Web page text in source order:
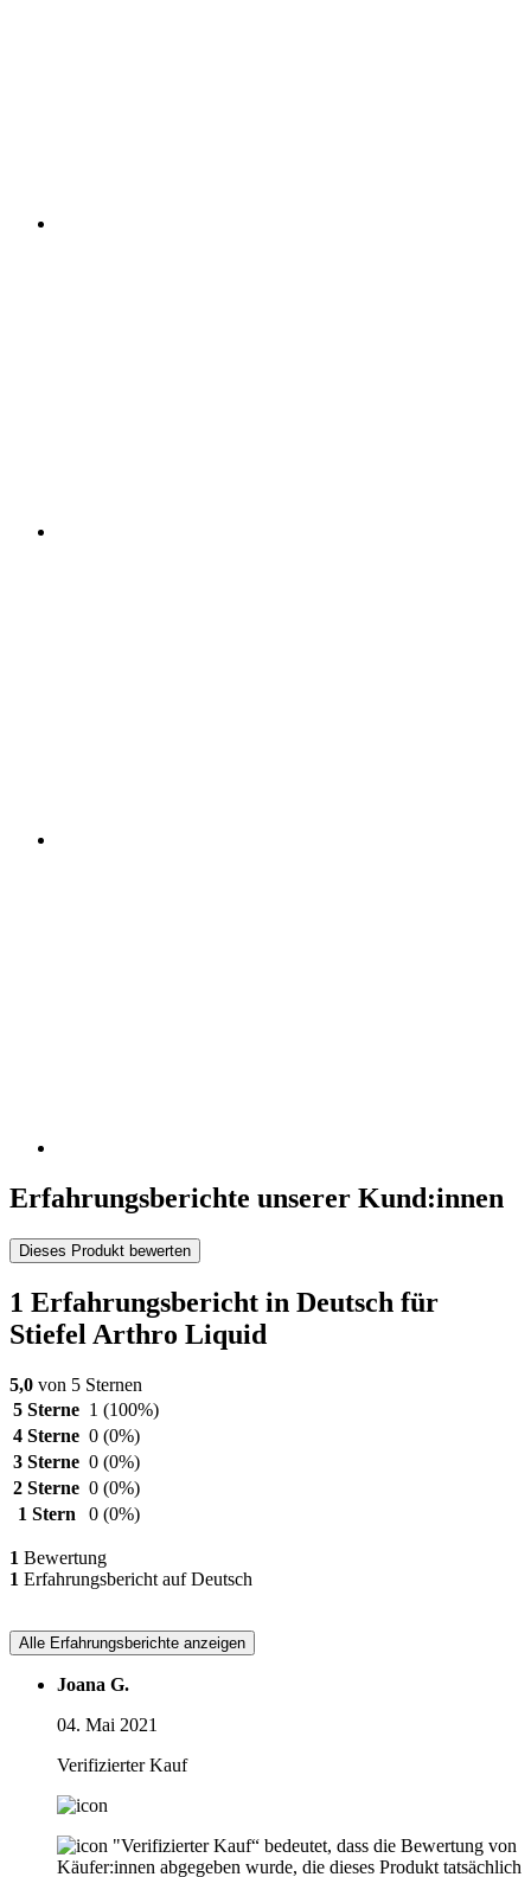
Erfahrungsberichte unserer Kund:innen
Dieses Produkt bewerten
1 Erfahrungsbericht in Deutsch für
Stiefel Arthro Liquid
5,0 von 5 Sternen
5 Sterne 1 (100%)
4 Sterne 0 (0%)
3 Sterne 0 (0%)
2 Sterne 0 (0%)
1 Stern
0 (0%)
1 Bewertung
1 Erfahrungsbericht auf Deutsch
Alle Erfahrungsberichte anzeigen
Joana G.
04. Mai 2021
Verifizierter Kauf
"Verifizierter Kauf“ bedeutet, dass die Bewertung von
Käufer:innen abgegeben wurde, die dieses Produkt tatsächlich